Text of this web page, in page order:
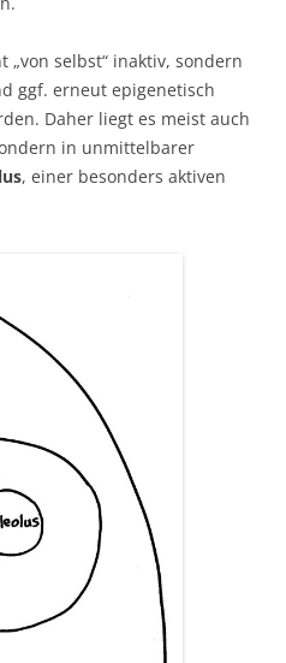
selbst“ inaktiv, sondern
ggf. erneut epigenetisch
Daher liegt es meist auch
in unmittelbarer
, einer besonders aktiven